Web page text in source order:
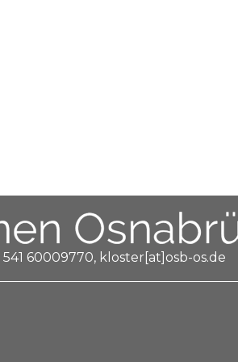
541 60009770, kloster[at]osb-os.de